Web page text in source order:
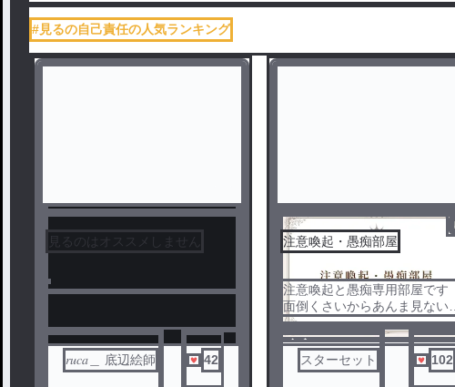
#見るの自己責任の人気ランキング
ノベ
見るのはオススメしません
𝑟𝑢𝑐𝑎＿ 底辺絵師 42
ノベ
注意喚起・愚痴部屋
注意喚起と愚痴専用部屋です
面倒くさいからあんま見ない方
がいい
スターセット 102